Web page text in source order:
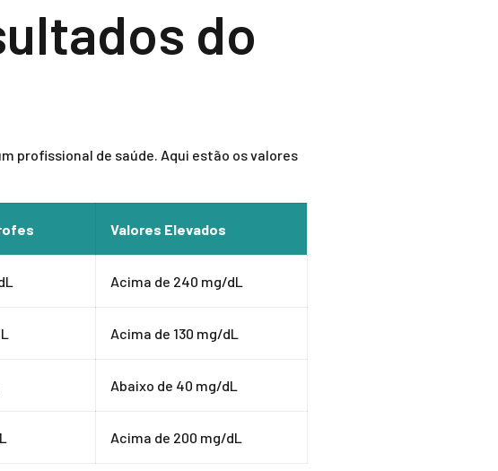
do
profissional de saúde. Aqui estão os valores
Valores Elevados
Acima de 240 mg/dL
Acima de 130 mg/dL
Abaixo de 40 mg/dL
Acima de 200 mg/dL